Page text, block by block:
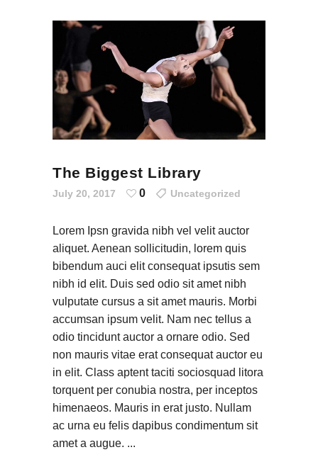
The Biggest Library
July 20, 2017 0 Uncategorized
Lorem Ipsn gravida nibh vel velit auctor
aliquet. Aenean sollicitudin, lorem quis
bibendum auci elit consequat ipsutis sem
nibh id elit. Duis sed odio sit amet nibh
vulputate cursus a sit amet mauris. Morbi
accumsan ipsum velit. Nam nec tellus a
odio tincidunt auctor a ornare odio. Sed
non mauris vitae erat consequat auctor eu
in elit. Class aptent taciti sociosquad litora
torquent per conubia nostra, per inceptos
himenaeos. Mauris in erat justo. Nullam
ac urna eu felis dapibus condimentum sit
amet a augue.